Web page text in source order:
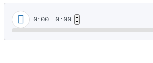
0:00 0:00